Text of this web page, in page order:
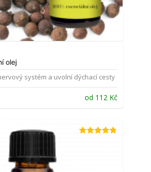
olej
systém a uvolní dýchací cesty
od 112 Kč